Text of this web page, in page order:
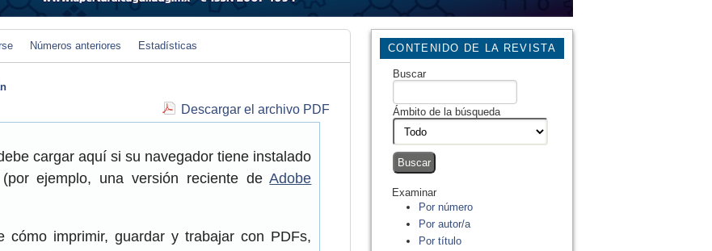
CONTENIDO DE LA REVISTA
Buscar
Ámbito de la búsqueda
Examinar
Por número
Por autor/a
Por título
Números anteriores Estadísticas
Descargar el archivo PDF
cargar aquí si su navegador tiene instalado
ejemplo, una versión reciente deAdobe
cómo imprimir, guardar y trabajar con PDFs,